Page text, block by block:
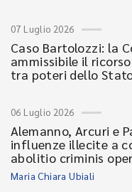
07 Luglio 2026
Caso Bartolozzi: la
ammissibile il
tra poteri dello
06 Luglio 2026
Alemanno, Arcuri e
influenze illecite a
abolitio criminis
Maria Chiara Ubiali